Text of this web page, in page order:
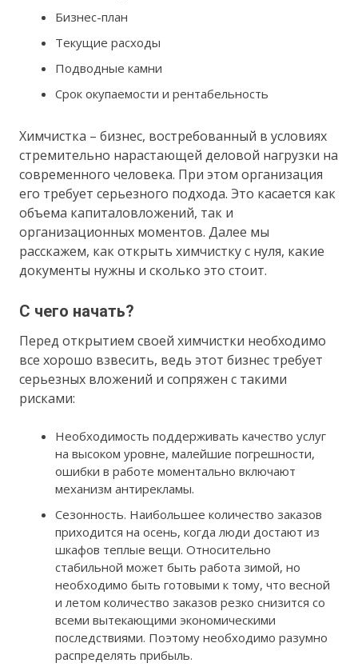
Бизнес-план
Текущие расходы
Подводные камни
Срок окупаемости и рентабельность
Химчистка – бизнес, востребованный в условиях
стремительно нарастающей деловой нагрузки на
современного человека. При этом организация
его требует серьезного подхода. Это касается как
объема капиталовложений, так и
организационных моментов. Далее мы
расскажем, как открыть химчистку с нуля, какие
документы нужны и сколько это стоит.
С чего начать?
Перед открытием своей химчистки необходимо
все хорошо взвесить, ведь этот бизнес требует
серьезных вложений и сопряжен с такими
рисками:
Необходимость поддерживать качество услуг
на высоком уровне, малейшие погрешности,
ошибки в работе моментально включают
механизм антирекламы.
Сезонность. Наибольшее количество заказов
приходится на осень, когда люди достают из
шкафов теплые вещи. Относительно
стабильной может быть работа зимой, но
необходимо быть готовыми к тому, что весной
и летом количество заказов резко снизится со
всеми вытекающими экономическими
последствиями. Поэтому необходимо разумно
распределять прибыль.